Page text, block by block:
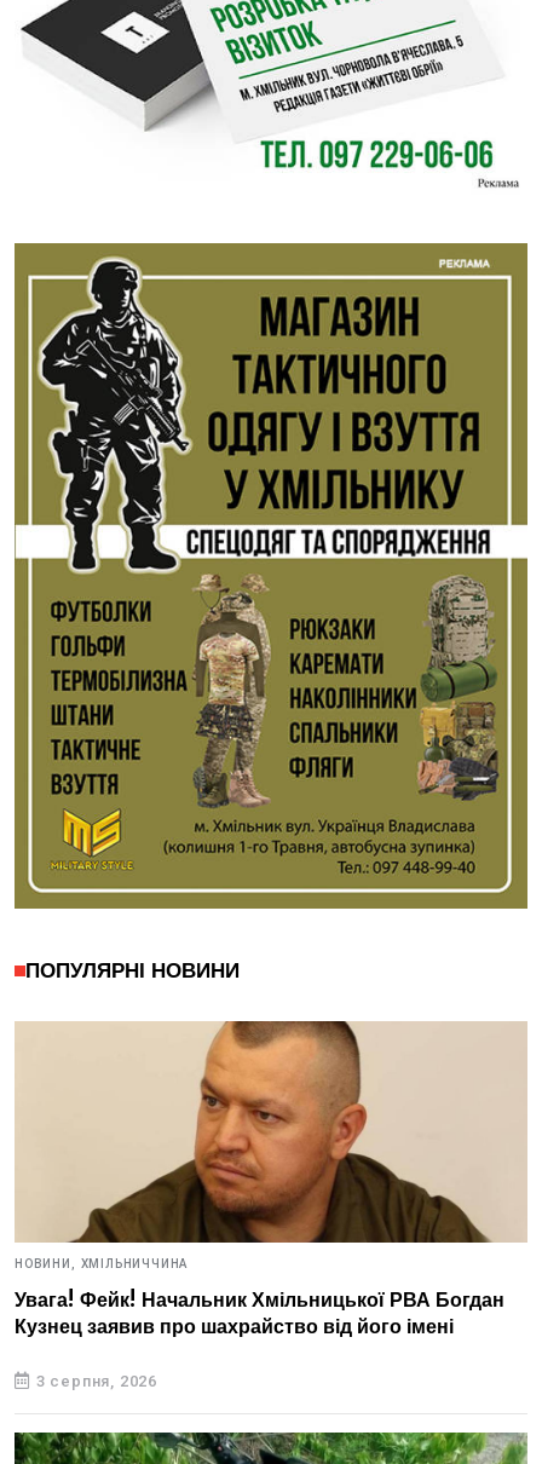
ПОПУЛЯРНІ НОВИНИ
НОВИНИ, ХМІЛЬНИЧЧИНА
Увага! Фейк! Начальник Хмільницької РВА Богдан
Кузнец заявив про шахрайство від його імені
3 серпня, 2026